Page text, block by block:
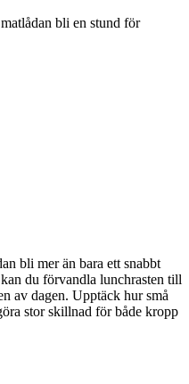
bli en stund för
bli mer än bara ett snabbt
du förvandla lunchrasten till
av dagen. Upptäck hur små
stor skillnad för både kropp